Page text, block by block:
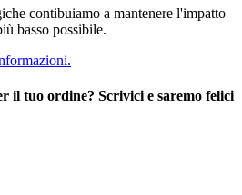
contibuiamo a mantenere l'impatto
basso possibile.
il tuo ordine? Scrivici e saremo felici